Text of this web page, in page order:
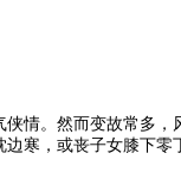
情。然而变故常多
寒，或丧子女膝下零